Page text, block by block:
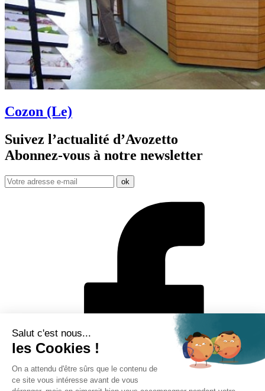
Cozon (Le)
Suivez l’actualité d’Avozetto
Abonnez-vous à notre newsletter